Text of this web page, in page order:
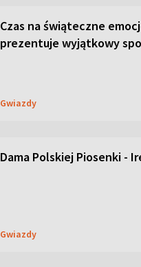
Czas na świąteczne
prezentuje wyjątkowy
Gwiazdy
Dama Polskiej Piosenki -
Gwiazdy